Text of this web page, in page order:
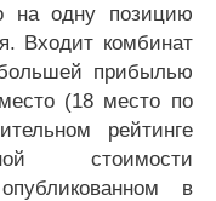
на одну позицию
Входит комбинат
прибылью
(18 место по
рейтинге
стоимости
в